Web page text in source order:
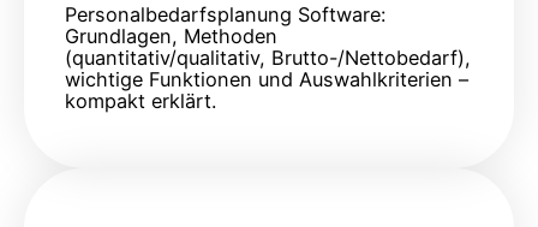
Personalbedarfsplanung Software:
Grundlagen, Methoden
(quantitativ/qualitativ, Brutto-/Nettobedarf),
wichtige Funktionen und Auswahlkriterien –
kompakt erklärt.